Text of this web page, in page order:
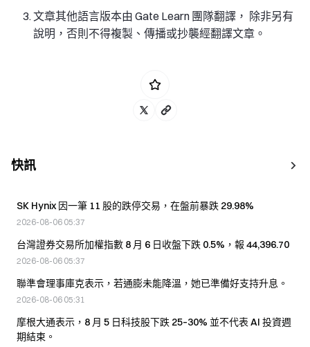
文章其他語言版本由 Gate Learn 團隊翻譯， 除非另有
說明，否則不得複製、傳播或抄襲經翻譯文章。
快訊
SK Hynix 因一筆 11 股的跌停交易，在盤前暴跌 29.98%
2026-08-06 05:37
台灣證券交易所加權指數 8 月 6 日收盤下跌 0.5%，報 44,396.70
2026-08-06 05:37
聯準會理事庫克表示，若通膨未能降溫，她已準備好支持升息。
2026-08-06 05:31
摩根大通表示，8 月 5 日科技股下跌 25–30% 並不代表 AI 投資週
期結束。